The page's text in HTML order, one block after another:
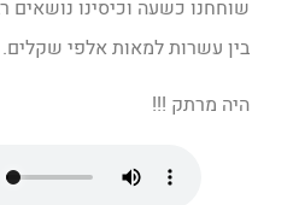
שוחחנו כשעה וכיסינו נושאים
בין עשרות למאות אלפי שקלים.
היה מרתק !!!